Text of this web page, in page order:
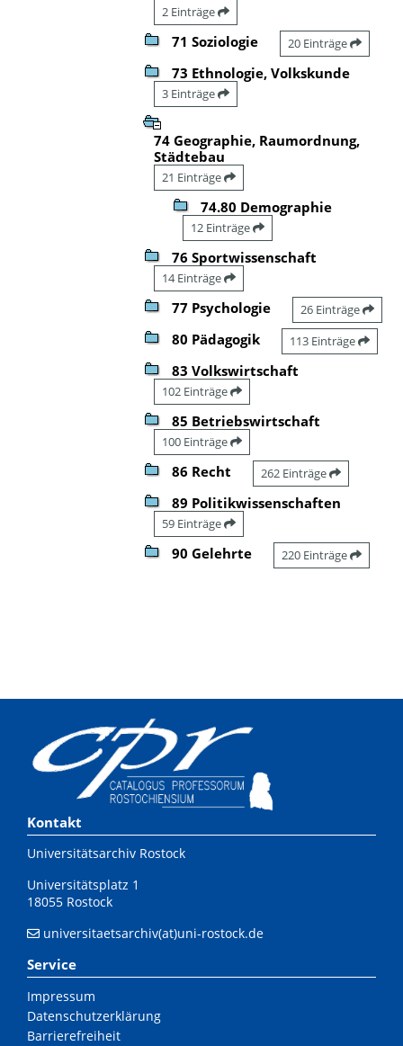
2 Einträge
71 Soziologie 20 Einträge
73 Ethnologie, Volkskunde
3 Einträge
74 Geographie, Raumordnung,
Städtebau
21 Einträge
74.80 Demographie
12 Einträge
76 Sportwissenschaft
14 Einträge
77 Psychologie 26 Einträge
80 Pädagogik 113 Einträge
83 Volkswirtschaft
102 Einträge
85 Betriebswirtschaft
100 Einträge
86 Recht 262 Einträge
89 Politikwissenschaften
59 Einträge
90 Gelehrte 220 Einträge
Kontakt
Universitätsarchiv Rostock
Universitätsplatz 1
18055 Rostock
universitaetsarchiv(at)uni-rostock.de
Service
Impressum
Datenschutzerklärung
Barrierefreiheit